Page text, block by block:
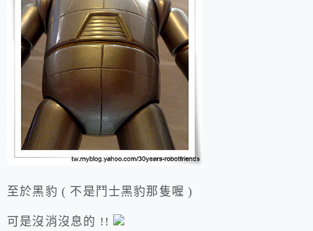
至於黑豹 ( 不是鬥士黑豹那隻喔 )
可是沒消沒息的 !!